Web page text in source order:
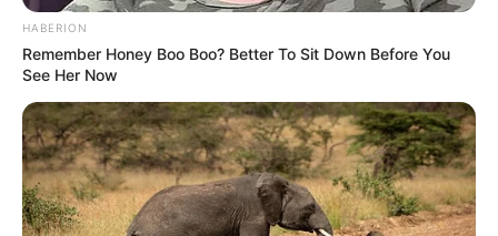
HABERION
Remember Honey Boo Boo? Better To Sit Down Before You
See Her Now